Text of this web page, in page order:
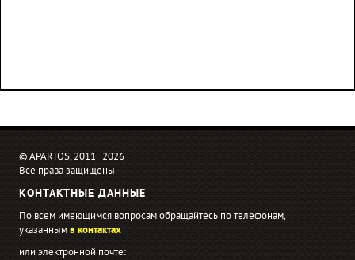
© APARTOS, 2011−2026
Все права защищены
КОНТАКТНЫЕ ДАННЫЕ
По всем имеющимся вопросам обращайтесь по телефонам,
указаннымв контактах
или электронной почте: